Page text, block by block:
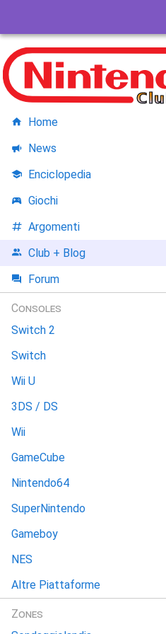
Home
News
Enciclopedia
Giochi
Argomenti
Club + Blog
Forum
Consoles
Switch 2
Switch
Wii U
3DS / DS
Wii
GameCube
Nintendo64
SuperNintendo
Gameboy
NES
Altre Piattaforme
Zones